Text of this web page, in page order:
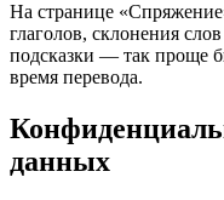
На странице
глаголов, склонения
подсказки — так проще
время перевода.
данных